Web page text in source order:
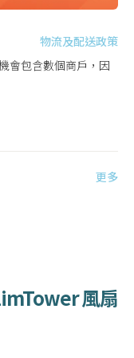
物流及配送政策
會包含數個商戶，因
更多
風扇